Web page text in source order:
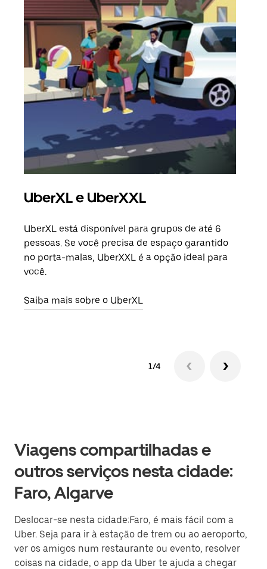
UberXL e UberXXL
UberXL está disponível para grupos de até 6
pessoas. Se você precisa de espaço garantido
no porta-malas, UberXXL é a opção ideal para
você.
Saiba mais sobre o UberXL
1/4
Viagens compartilhadas e
outros serviços nesta cidade:
Faro, Algarve
Deslocar-se nesta cidade:Faro, é mais fácil com a
Uber. Seja para ir à estação de trem ou ao aeroporto,
ver os amigos num restaurante ou evento, resolver
coisas na cidade, o app da Uber te ajuda a chegar